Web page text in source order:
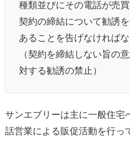
種類並びにその電話が売
契約の締結について勧誘
あることを告げなければな
（契約を締結しない旨の
対する勧誘の禁止）
サンエブリーは主に一般住宅
話営業による販促活動を行っ